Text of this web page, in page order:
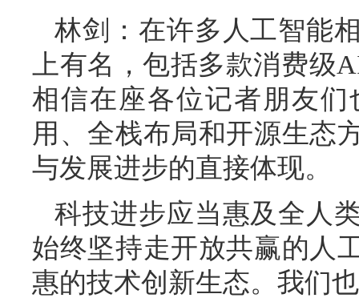
林剑：在许多人工智能
上有名，包括多款消费级
相信在座各位记者朋友
用、全栈布局和开源生态
与发展进步的直接体现。
科技进步应当惠及全人
始终坚持走开放共赢的人
惠的技术创新生态。我们